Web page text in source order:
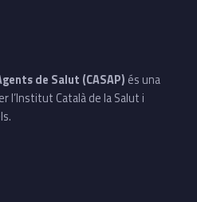
de Salut (CASAP) és una
l’Institut Català de la Salut i